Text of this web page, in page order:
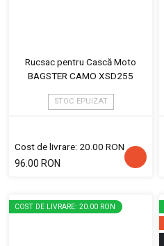
Rucsac pentru Cască Moto
BAGSTER CAMO XSD255
STOC EPUIZAT
Cost de livrare: 20.00 RON
96.00 RON
COST DE LIVRARE: 20.00 RON